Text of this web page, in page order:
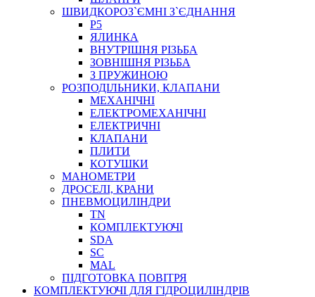
ШВИДКОРОЗ`ЄМНІ З`ЄДНАННЯ
P5
ЯЛИНКА
ВНУТРІШНЯ РІЗЬБА
ЗОВНІШНЯ РІЗЬБА
З ПРУЖИНОЮ
РОЗПОДІЛЬНИКИ, КЛАПАНИ
МЕХАНІЧНІ
ЕЛЕКТРОМЕХАНІЧНІ
ЕЛЕКТРИЧНІ
КЛАПАНИ
ПЛИТИ
КОТУШКИ
МАНОМЕТРИ
ДРОСЕЛІ, КРАНИ
ПНЕВМОЦИЛІНДРИ
TN
КОМПЛЕКТУЮЧІ
SDA
SC
MAL
ПІДГОТОВКА ПОВІТРЯ
КОМПЛЕКТУЮЧІ ДЛЯ ГІДРОЦИЛІНДРІВ